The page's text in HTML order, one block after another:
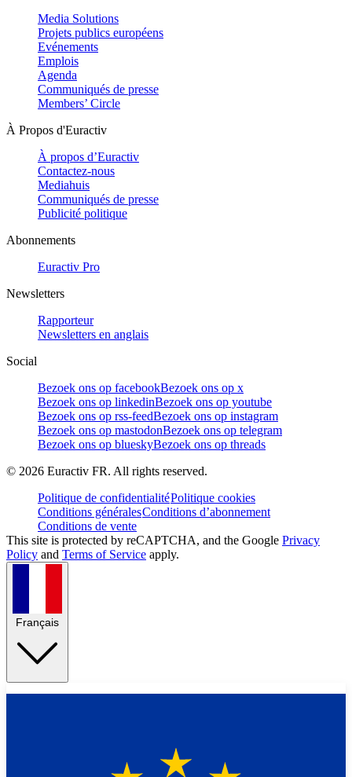
Media Solutions
Projets publics européens
Evénements
Emplois
Agenda
Communiqués de presse
Members’ Circle
À Propos d'Euractiv
À propos d’Euractiv
Contactez-nous
Mediahuis
Communiqués de presse
Publicité politique
Abonnements
Euractiv Pro
Newsletters
Rapporteur
Newsletters en anglais
Social
Bezoek ons op facebookBezoek ons op x
Bezoek ons op linkedinBezoek ons op youtube
Bezoek ons op rss-feedBezoek ons op instagram
Bezoek ons op mastodonBezoek ons op telegram
Bezoek ons op blueskyBezoek ons op threads
© 2026 Euractiv FR. All rights reserved.
Politique de confidentialitéPolitique cookies
Conditions généralesConditions d’abonnement
Conditions de vente
This site is protected by reCAPTCHA, and the Google Privacy
Policy and Terms of Service apply.
Français